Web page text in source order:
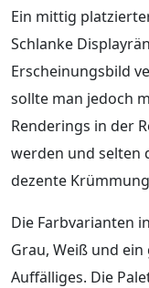
Ein mittig
Schlanke
Erscheinungsbild
sollte man jedoch
Renderings in der
werden und selten
dezente
Die Farbvarianten
Grau, Weiß und
Auffälliges. Die